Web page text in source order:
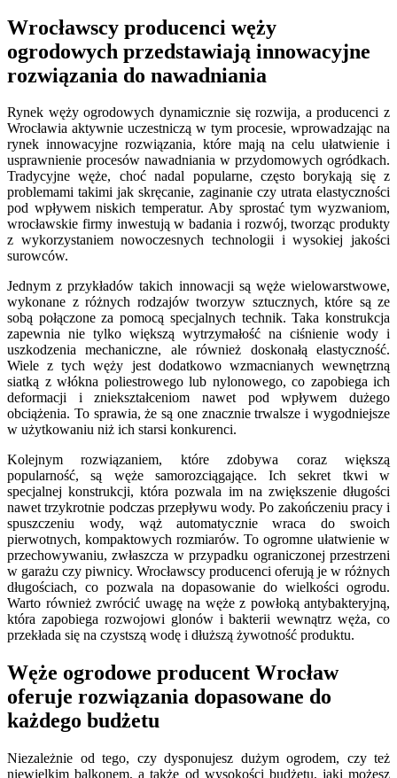
Wrocławscy producenci węży
ogrodowych przedstawiają innowacyjne
rozwiązania do nawadniania
Rynek węży ogrodowych dynamicznie się rozwija, a producenci z
Wrocławia aktywnie uczestniczą w tym procesie, wprowadzając na
rynek innowacyjne rozwiązania, które mają na celu ułatwienie i
usprawnienie procesów nawadniania w przydomowych ogródkach.
Tradycyjne węże, choć nadal popularne, często borykają się z
problemami takimi jak skręcanie, zaginanie czy utrata elastyczności
pod wpływem niskich temperatur. Aby sprostać tym wyzwaniom,
wrocławskie firmy inwestują w badania i rozwój, tworząc produkty
z wykorzystaniem nowoczesnych technologii i wysokiej jakości
surowców.
Jednym z przykładów takich innowacji są węże wielowarstwowe,
wykonane z różnych rodzajów tworzyw sztucznych, które są ze
sobą połączone za pomocą specjalnych technik. Taka konstrukcja
zapewnia nie tylko większą wytrzymałość na ciśnienie wody i
uszkodzenia mechaniczne, ale również doskonałą elastyczność.
Wiele z tych węży jest dodatkowo wzmacnianych wewnętrzną
siatką z włókna poliestrowego lub nylonowego, co zapobiega ich
deformacji i zniekształceniom nawet pod wpływem dużego
obciążenia. To sprawia, że są one znacznie trwalsze i wygodniejsze
w użytkowaniu niż ich starsi konkurenci.
Kolejnym rozwiązaniem, które zdobywa coraz większą
popularność, są węże samorozciągające. Ich sekret tkwi w
specjalnej konstrukcji, która pozwala im na zwiększenie długości
nawet trzykrotnie podczas przepływu wody. Po zakończeniu pracy i
spuszczeniu wody, wąż automatycznie wraca do swoich
pierwotnych, kompaktowych rozmiarów. To ogromne ułatwienie w
przechowywaniu, zwłaszcza w przypadku ograniczonej przestrzeni
w garażu czy piwnicy. Wrocławscy producenci oferują je w różnych
długościach, co pozwala na dopasowanie do wielkości ogrodu.
Warto również zwrócić uwagę na węże z powłoką antybakteryjną,
która zapobiega rozwojowi glonów i bakterii wewnątrz węża, co
przekłada się na czystszą wodę i dłuższą żywotność produktu.
Węże ogrodowe producent Wrocław
oferuje rozwiązania dopasowane do
każdego budżetu
Niezależnie od tego, czy dysponujesz dużym ogrodem, czy też
niewielkim balkonem, a także od wysokości budżetu, jaki możesz